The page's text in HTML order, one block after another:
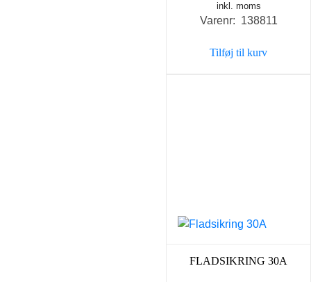
inkl. moms
Varenr: 138811
Tilføj til kurv
FLADSIKRING 30A